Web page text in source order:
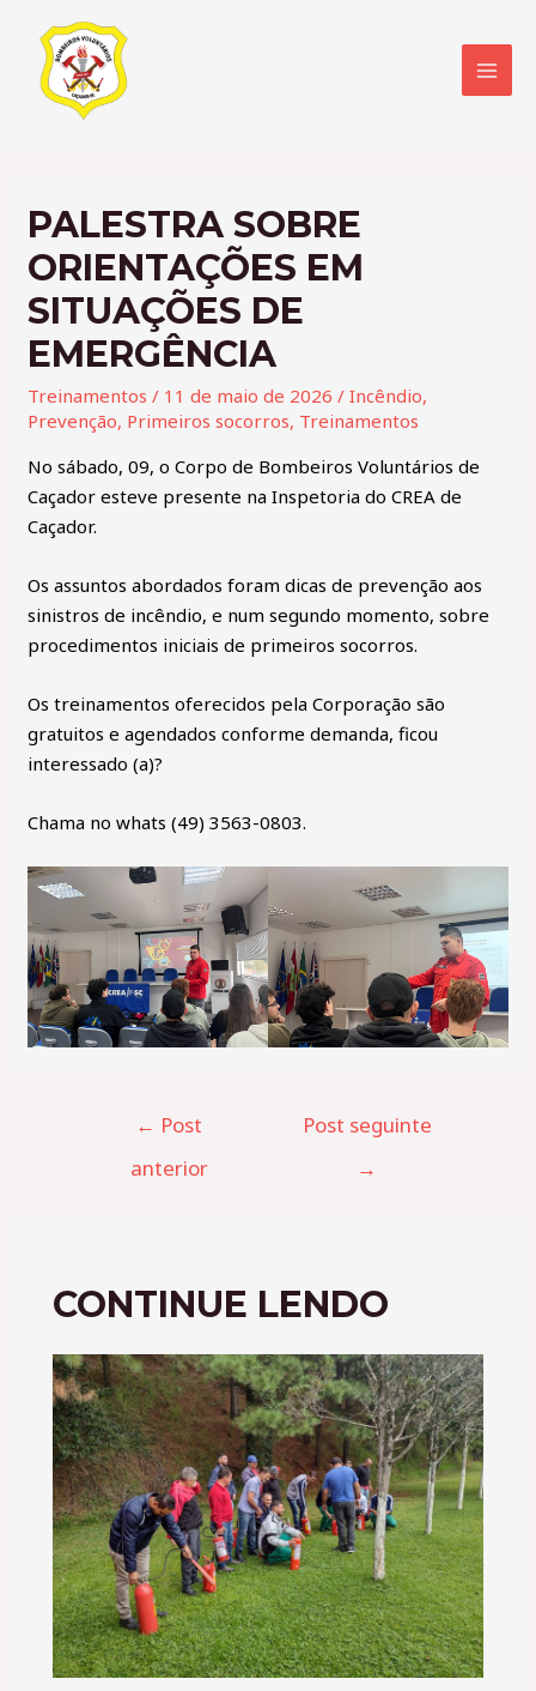
PALESTRA SOBRE
ORIENTAÇÕES EM
SITUAÇÕES DE
EMERGÊNCIA
Treinamentos / 11 de maio de 2026 /Incêndio,
Prevenção, Primeiros socorros, Treinamentos
No sábado, 09, o Corpo de Bombeiros Voluntários de
Caçador esteve presente na Inspetoria do CREA de
Caçador.
Os assuntos abordados foram dicas de prevenção aos
sinistros de incêndio, e num segundo momento, sobre
procedimentos iniciais de primeiros socorros.
Os treinamentos oferecidos pela Corporação são
gratuitos e agendados conforme demanda, ficou
interessado (a)?
Chama no whats (49) 3563-0803.
← Post
anterior
Post seguinte
→
CONTINUE LENDO